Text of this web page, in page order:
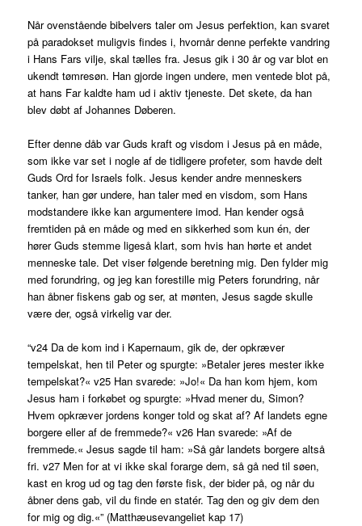
Når ovenstående bibelvers taler om Jesus perfektion, kan svaret
på paradokset muligvis findes i, hvornår denne perfekte vandring
i Hans Fars vilje, skal tælles fra. Jesus gik i 30 år og var blot en
ukendt tømresøn. Han gjorde ingen undere, men ventede blot på,
at hans Far kaldte ham ud i aktiv tjeneste. Det skete, da han
blev døbt af Johannes Døberen.
Efter denne dåb var Guds kraft og visdom i Jesus på en måde,
som ikke var set i nogle af de tidligere profeter, som havde delt
Guds Ord for Israels folk. Jesus kender andre menneskers
tanker, han gør undere, han taler med en visdom, som Hans
modstandere ikke kan argumentere imod. Han kender også
fremtiden på en måde og med en sikkerhed som kun én, der
hører Guds stemme ligeså klart, som hvis han hørte et andet
menneske tale. Det viser følgende beretning mig. Den fylder mig
med forundring, og jeg kan forestille mig Peters forundring, når
han åbner fiskens gab og ser, at mønten, Jesus sagde skulle
være der, også virkelig var der.
“v24 Da de kom ind i Kapernaum, gik de, der opkræver
tempelskat, hen til Peter og spurgte: »Betaler jeres mester ikke
tempelskat?« v25 Han svarede: »Jo!« Da han kom hjem, kom
Jesus ham i forkøbet og spurgte: »Hvad mener du, Simon?
Hvem opkræver jordens konger told og skat af? Af landets egne
borgere eller af de fremmede?« v26 Han svarede: »Af de
fremmede.« Jesus sagde til ham: »Så går landets borgere altså
fri. v27 Men for at vi ikke skal forarge dem, så gå ned til søen,
kast en krog ud og tag den første fisk, der bider på, og når du
åbner dens gab, vil du finde en statér. Tag den og giv dem den
for mig og dig.«” (Matthæusevangeliet kap 17)